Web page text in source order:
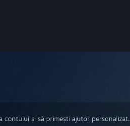
și să primești ajutor personalizat.